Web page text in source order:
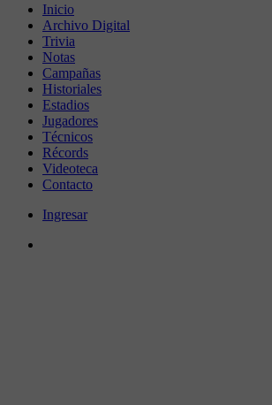
Inicio
Archivo Digital
Trivia
Notas
Campañas
Historiales
Estadios
Jugadores
Técnicos
Récords
Videoteca
Contacto
Ingresar